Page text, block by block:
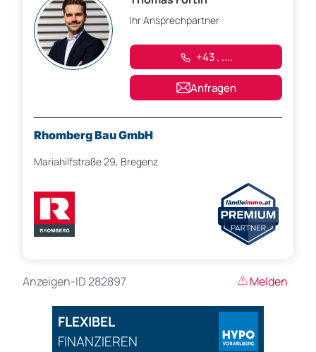
Ihr Ansprechpartner
+43 . ....
Anfragen
Rhomberg Bau GmbH
Mariahilfstraße 29, Bregenz
Anzeigen-ID 282897 Melden
FLEXIBEL
FINANZIEREN